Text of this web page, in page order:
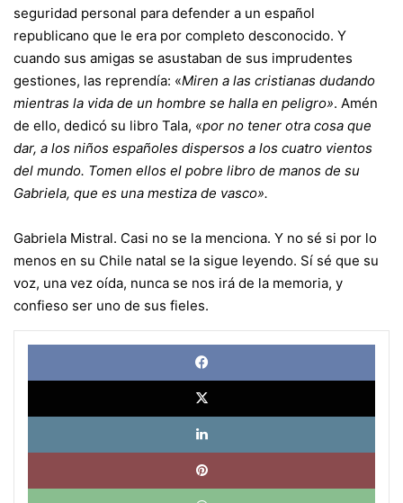
seguridad personal para defender a un español
republicano que le era por completo desconocido. Y
cuando sus amigas se asustaban de sus imprudentes
gestiones, las reprendía: «Miren a las cristianas dudando
mientras la vida de un hombre se halla en peligro». Amén
de ello, dedicó su libro Tala, «por no tener otra cosa que
dar, a los niños españoles dispersos a los cuatro vientos
del mundo. Tomen ellos el pobre libro de manos de su
Gabriela, que es una mestiza de vasco».
Gabriela Mistral. Casi no se la menciona. Y no sé si por lo
menos en su Chile natal se la sigue leyendo. Sí sé que su
voz, una vez oída, nunca se nos irá de la memoria, y
confieso ser uno de sus fieles.
X